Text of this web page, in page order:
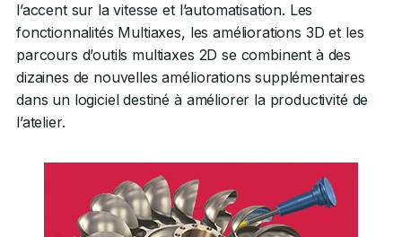
l’accent sur la vitesse et l’automatisation. Les
fonctionnalités Multiaxes, les améliorations 3D et les
parcours d’outils multiaxes 2D se combinent à des
dizaines de nouvelles améliorations supplémentaires
dans un logiciel destiné à améliorer la productivité de
l’atelier.